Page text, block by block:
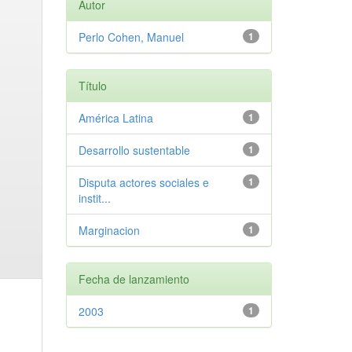
Autor
1
Perlo Cohen, Manuel
Título
1
América Latina
1
Desarrollo sustentable
1
Disputa actores sociales e
instit...
1
Marginacion
Fecha de lanzamiento
1
2003